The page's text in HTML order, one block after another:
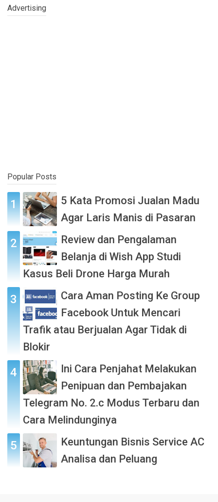
Advertising
Popular Posts
5 Kata Promosi Jualan Madu
Agar Laris Manis di Pasaran
Review dan Pengalaman
Belanja di Wish App Studi
Kasus Beli Drone Harga Murah
Cara Aman Posting Ke Group
Facebook Untuk Mencari
Trafik atau Berjualan Agar Tidak di
Blokir
Ini Cara Penjahat Melakukan
Penipuan dan Pembajakan
Telegram No. 2.c Modus Terbaru dan
Cara Melindunginya
Keuntungan Bisnis Service AC
Analisa dan Peluang